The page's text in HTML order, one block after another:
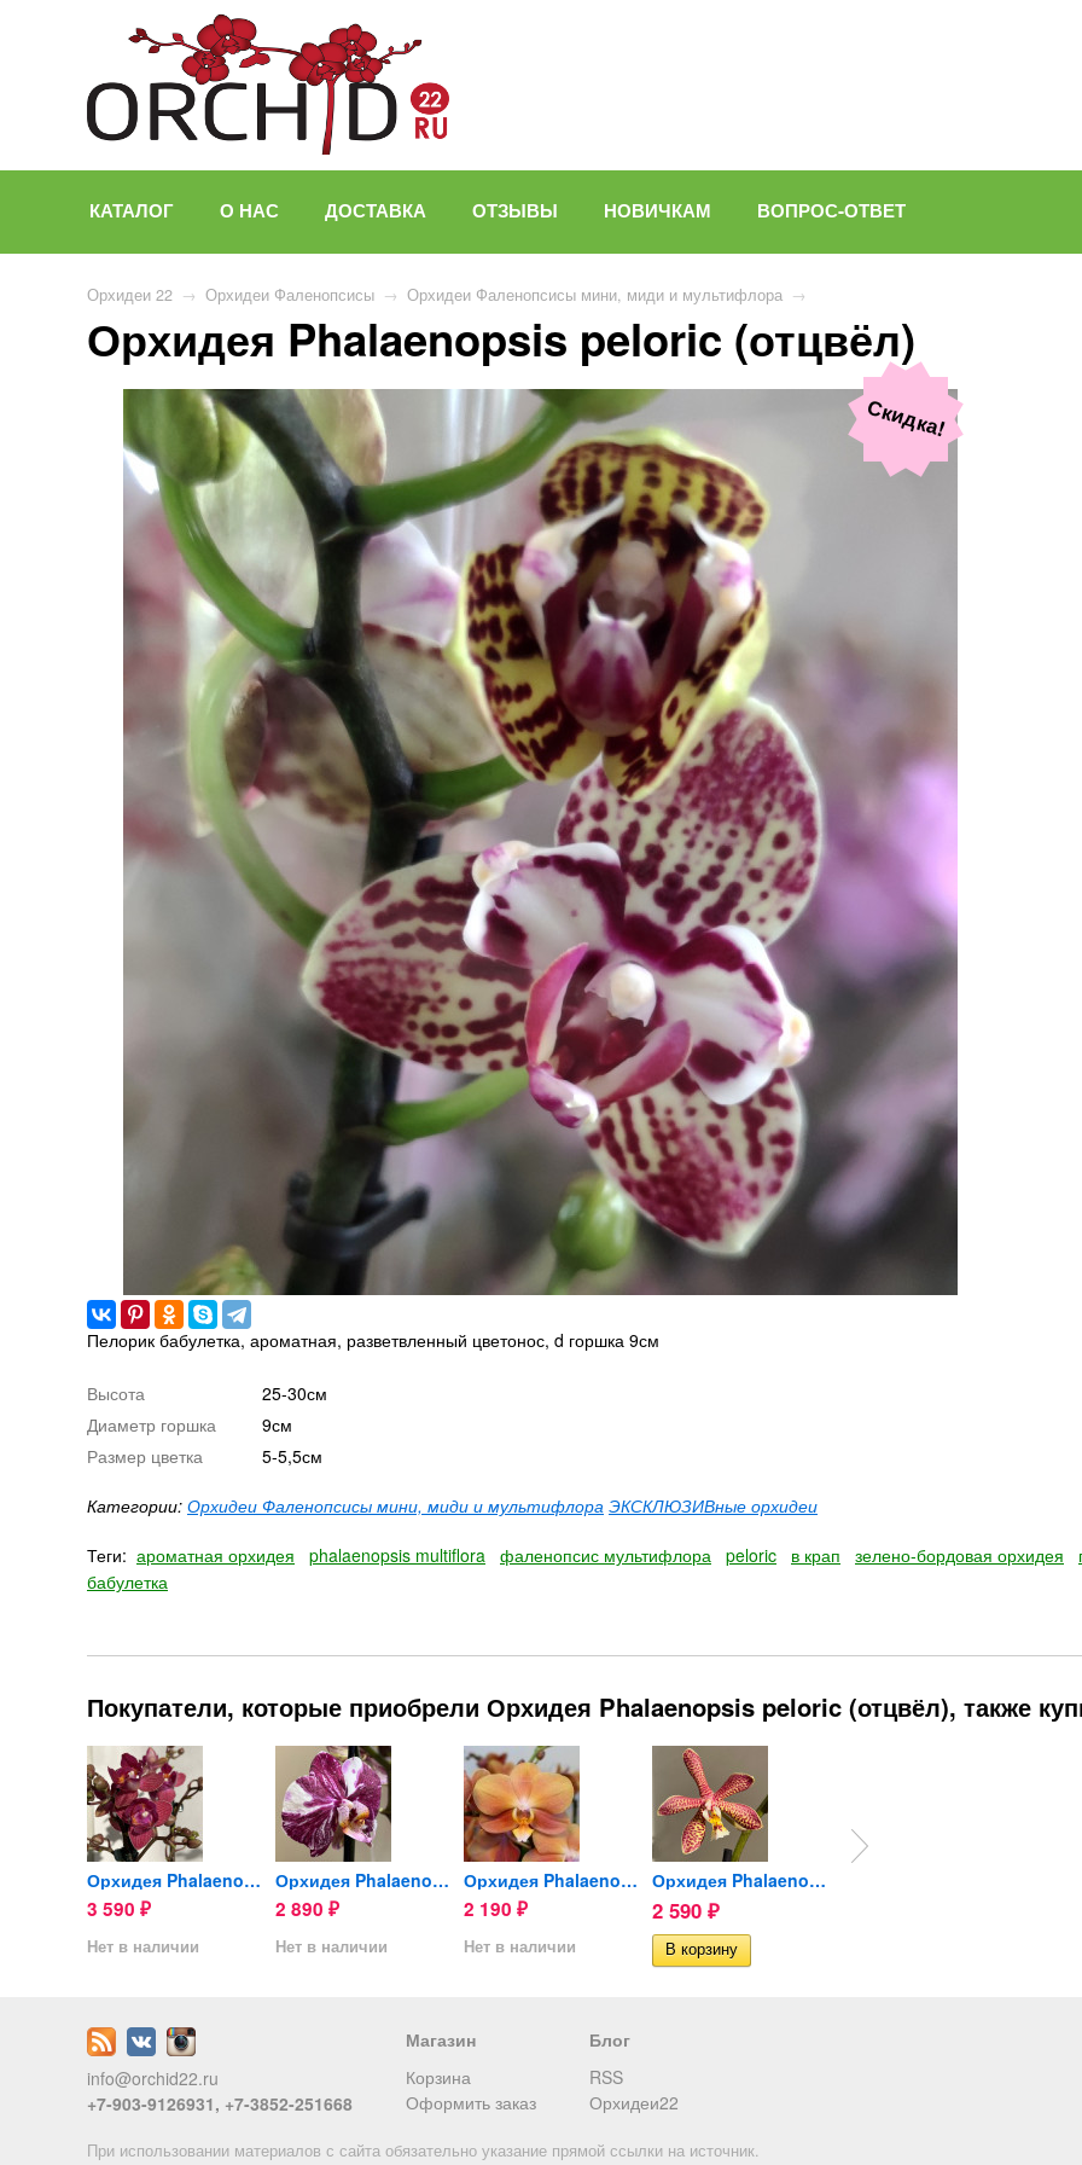
КАТАЛОГ О НАС ДОСТАВКА ОТЗЫВЫ НОВИЧКАМ ВОПРОС-ОТВЕТ
Орхидеи 22 → Орхидеи Фаленопсисы → Орхидеи Фаленопсисы мини, миди и мультифлора →
Орхидея Phalaenopsis peloric (отцвёл)
Скидка!
Пелорик бабулетка, ароматная, разветвленный цветонос, d горшка 9см
Высота
25-30см
Диаметр горшка
9см
Размер цветка
5-5,5см
Категории: Орхидеи Фаленопсисы мини, миди и мультифлора ЭКСКЛЮЗИВные орхидеи
Теги: ароматная орхидея phalaenopsis multiflora фаленопсис мультифлора peloric в крап зелено-бордовая орхидея
бабулетка
Покупатели, которые приобрели Орхидея Phalaenopsis peloric (отцвёл), также
Орхидея Phalaenopsis...
3 590 ₽
Нет в наличии
Орхидея Phalaenopsis Art...
2 890 ₽
Нет в наличии
Орхидея Phalaenopsis...
2 190 ₽
Нет в наличии
Орхидея Phalaenopsis...
2 590 ₽
info@orchid22.ru
+7-903-9126931, +7-3852-251668
Магазин
Корзина
Оформить заказ
Блог
RSS
Орхидеи22
При использовании материалов с сайта обязательно указание прямой ссылки на источник.